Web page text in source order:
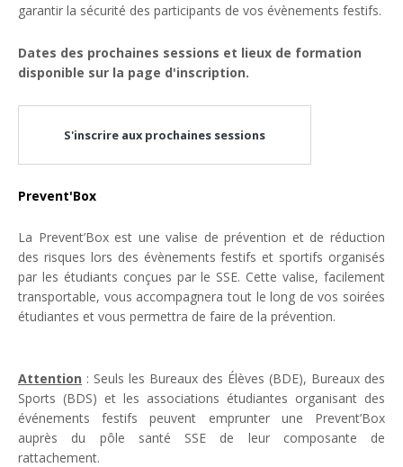
garantir la sécurité des participants de vos évènements festifs.
Dates des prochaines sessions et lieux de formation
disponible sur la page d'inscription.
S'inscrire aux prochaines sessions
Prevent'Box
La Prevent’Box est une valise de prévention et de réduction
des risques lors des évènements festifs et sportifs organisés
par les étudiants conçues par le SSE. Cette valise, facilement
transportable, vous accompagnera tout le long de vos soirées
étudiantes et vous permettra de faire de la prévention.
Attention : Seuls les Bureaux des Élèves (BDE), Bureaux des
Sports (BDS) et les associations étudiantes organisant des
événements festifs peuvent emprunter une Prevent’Box
auprès du pôle santé SSE de leur composante de
rattachement.